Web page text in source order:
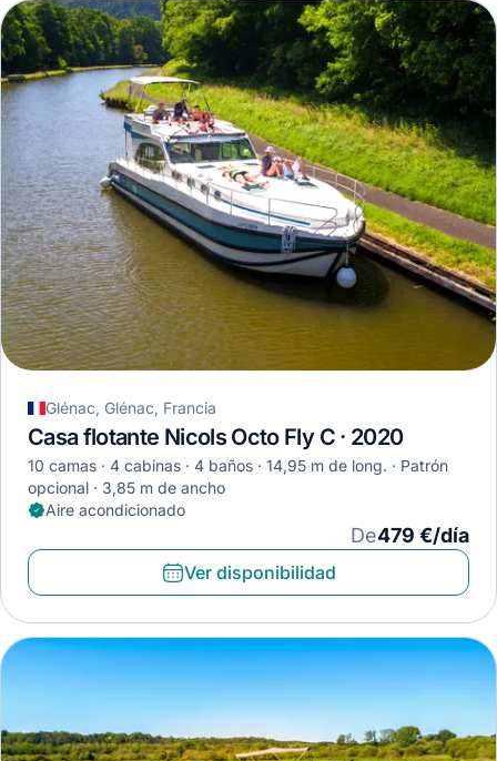
Glénac, Glénac, Francia
Casa flotante Nicols Octo Fly C · 2020
10 camas 4 cabinas 4 baños 14,95 m de long.
Patrón
opcional
3,85 m de ancho
Aire acondicionado
De479 €/día
Ver disponibilidad